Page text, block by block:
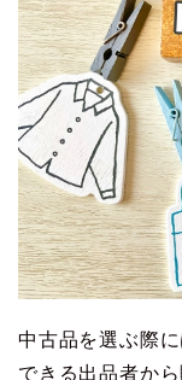
中古品を選ぶ際
できる出品者か